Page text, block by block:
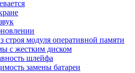
модуля оперативной памяти
с жестким диском
шлейфа
замены батареи